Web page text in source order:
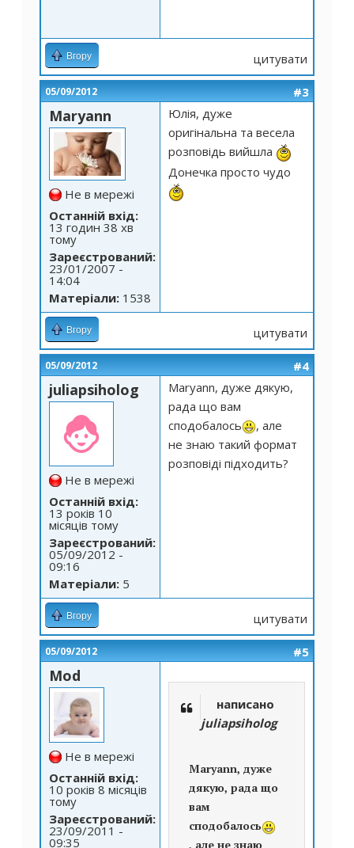
Вгору цитувати
05/09/2012 #3
Maryann
Не в мережі
Останній вхід:
13 годин 38 хв
тому
Зареєстрований:
23/01/2007 -
14:04
Матеріали: 1538
Юлія, дуже
оригінальна та весела
розповідь вийшла
Донечка просто чудо
Вгору цитувати
05/09/2012 #4
juliapsiholog
Не в мережі
Останній вхід:
13 років 10
місяців тому
Зареєстрований:
05/09/2012 -
09:16
Матеріали: 5
Maryann, дуже дякую,
рада що вам
сподобалось
, але
не знаю такий формат
розповiдi пiдходить?
Вгору цитувати
05/09/2012 #5
Mod
Не в мережі
Останній вхід:
10 років 8 місяців
тому
Зареєстрований:
23/09/2011 -
09:35
написано
juliapsiholog
Maryann, дуже
дякую, рада що
вам
сподобалось
, але не знаю